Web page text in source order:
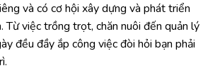
và có cơ hội xây dựng và phát triển
Từ việc trồng trọt, chăn nuôi đến quản lý
đều đầy ắp công việc đòi hỏi bạn phải